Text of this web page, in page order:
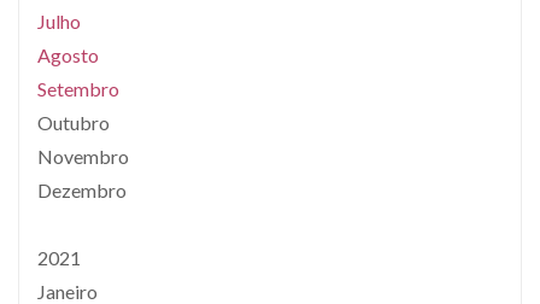
Julho
Agosto
Setembro
Outubro
Novembro
Dezembro
2021
Janeiro